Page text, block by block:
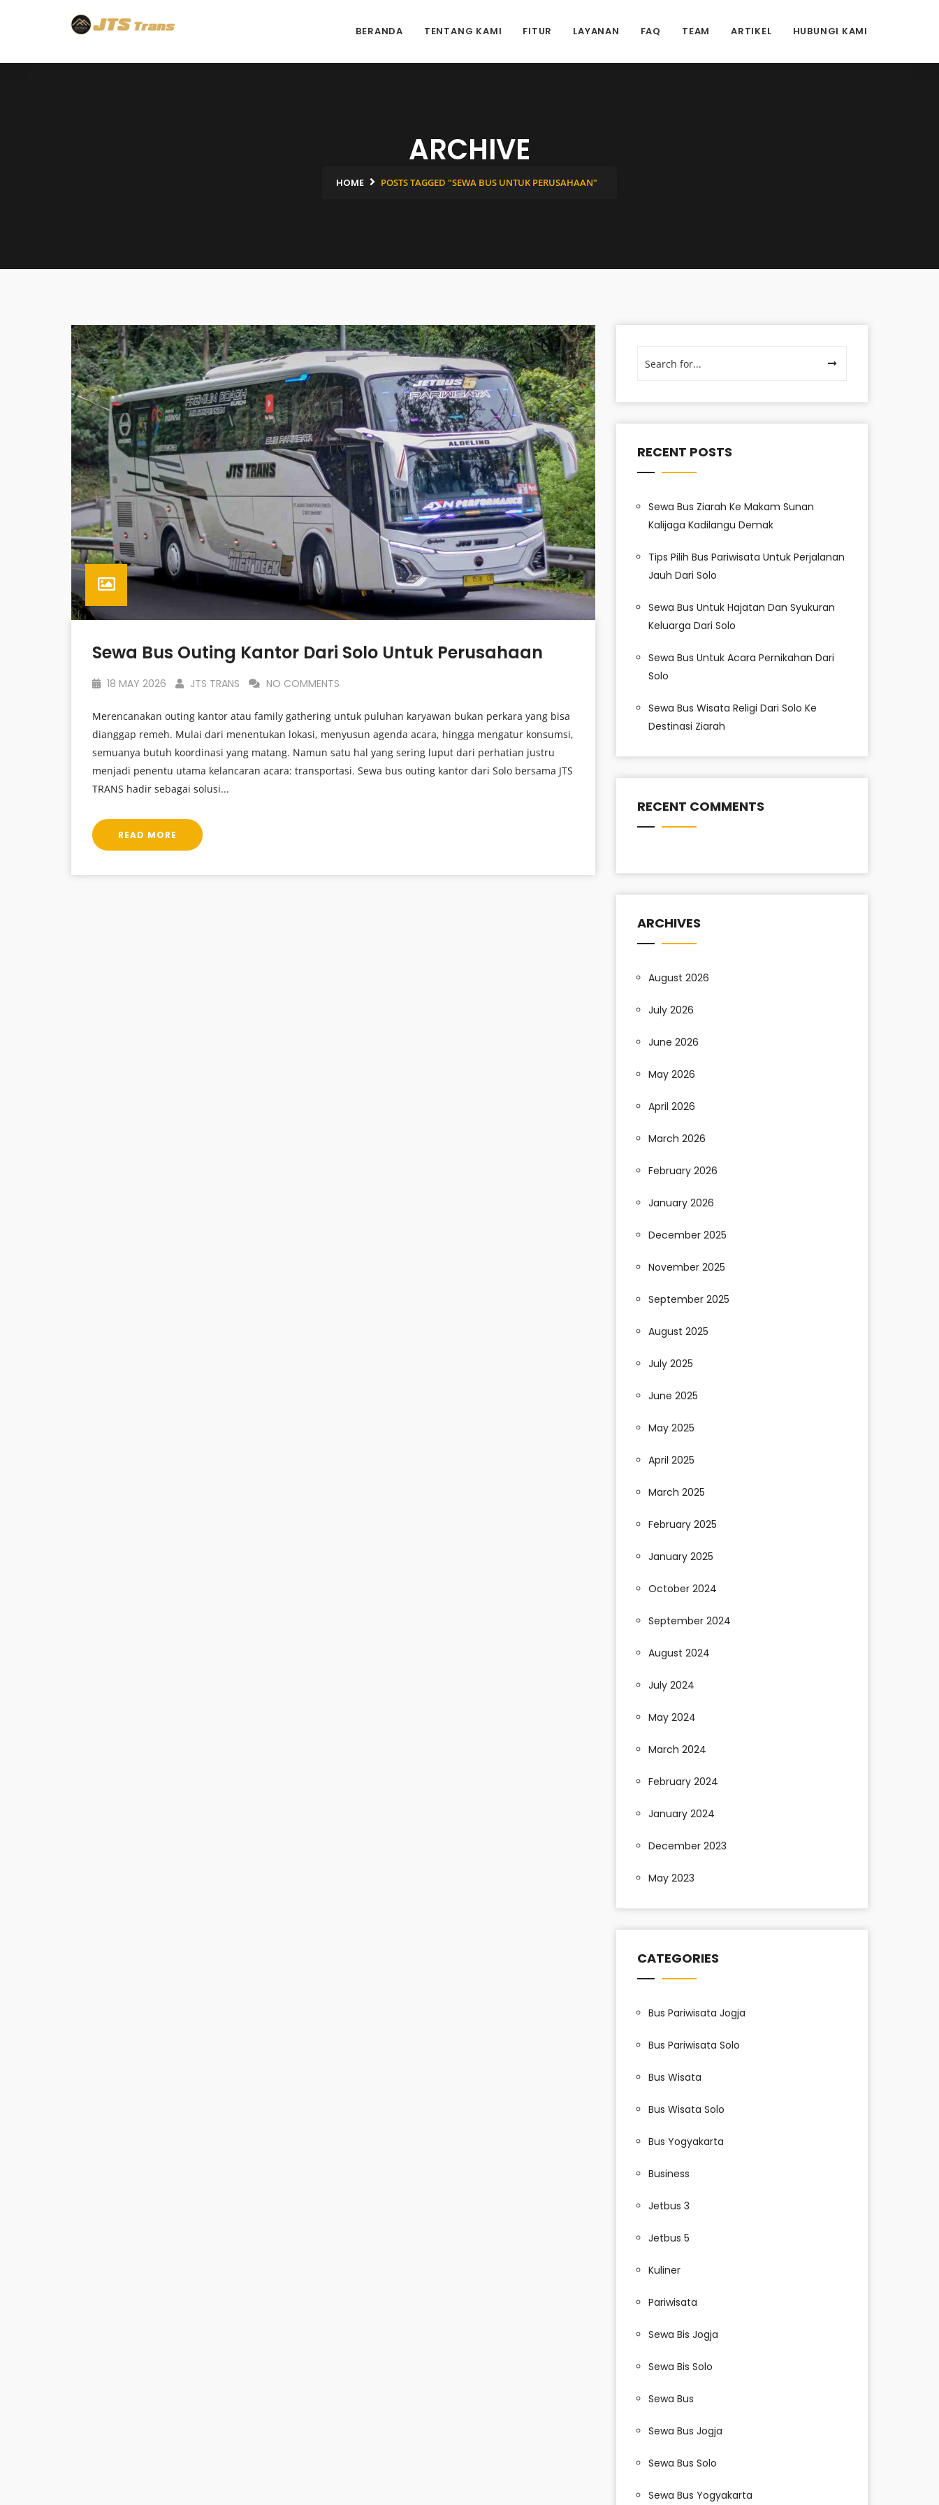
BERANDA TENTANG KAMI FITUR LAYANAN FAQ TEAM ARTIKEL HUBUNGI KAMI
ARCHIVE
HOME POSTS TAGGED "SEWA BUS UNTUK PERUSAHAAN"
Sewa Bus Outing Kantor Dari Solo Untuk Perusahaan
18 MAY 2026 JTS TRANS NO COMMENTS
Merencanakan outing kantor atau family gathering untuk puluhan karyawan bukan perkara yang bisa
dianggap remeh. Mulai dari menentukan lokasi, menyusun agenda acara, hingga mengatur konsumsi,
semuanya butuh koordinasi yang matang. Namun satu hal yang sering luput dari perhatian justru
menjadi penentu utama kelancaran acara: transportasi. Sewa bus outing kantor dari Solo bersama JTS
TRANS hadir sebagai solusi...
READ MORE
RECENT POSTS
Sewa Bus Ziarah Ke Makam Sunan
Kalijaga Kadilangu Demak
Tips Pilih Bus Pariwisata Untuk Perjalanan
Jauh Dari Solo
Sewa Bus Untuk Hajatan Dan Syukuran
Keluarga Dari Solo
Sewa Bus Untuk Acara Pernikahan Dari
Solo
Sewa Bus Wisata Religi Dari Solo Ke
Destinasi Ziarah
RECENT COMMENTS
ARCHIVES
August 2026
July 2026
June 2026
May 2026
April 2026
March 2026
February 2026
January 2026
December 2025
November 2025
September 2025
August 2025
July 2025
June 2025
May 2025
April 2025
March 2025
February 2025
January 2025
October 2024
September 2024
August 2024
July 2024
May 2024
March 2024
February 2024
January 2024
December 2023
May 2023
CATEGORIES
Bus Pariwisata Jogja
Bus Pariwisata Solo
Bus Wisata
Bus Wisata Solo
Bus Yogyakarta
Business
Jetbus 3
Jetbus 5
Kuliner
Pariwisata
Sewa Bis Jogja
Sewa Bis Solo
Sewa Bus
Sewa Bus Jogja
Sewa Bus Solo
Sewa Bus Yogyakarta